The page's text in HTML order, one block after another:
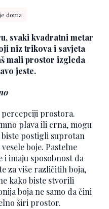
doma
svaki kvadratni metar
niz trikova i savjeta
mali prostor izgleda
jeste.
prostora.
plava ili crna, mogu
biste postigli suprotan
boje. Pastelne
i imaju sposobnost da
za više različitih boja,
kako biste stvorili
boja ne samo da čini
širi prostor.